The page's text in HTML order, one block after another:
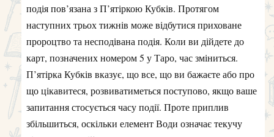
подія пов’язана з П’ятіркою Кубків. Протягом
наступних трьох тижнів може відбутися приховане
пророцтво та несподівана подія. Коли ви дійдете до
карт, позначених номером 5 у Таро, час зміниться.
П’ятірка Кубків вказує, що все, що ви бажаєте або про
що цікавитеся, розвиватиметься поступово, якщо ваше
запитання стосується часу події. Проте приплив
збільшиться, оскільки елемент Води означає текучу